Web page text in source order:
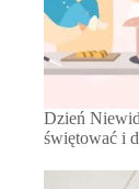
Dzień
świętować i